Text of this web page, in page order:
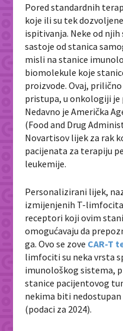
Pored standardnih
koje ili su tek
ispitivanja. Neke od
sastoje od stanica
misli na stanice
biomolekule koje
proizvode. Ovaj,
pristupa, u onkologiji
Nedavno je Američka
(Food and Drug
Novartisov lijek za rak
pacijenata za terapiju
leukemije.
Personalizirani lijek,
izmijenjenih T-
receptori koji ovim
omogućavaju da
ga. Ovo se zove CAR-T
limfociti su neka vrsta
imunološkog sistema,
stanice pacijentovog
nekima biti nedostupan
(podaci za 2024).